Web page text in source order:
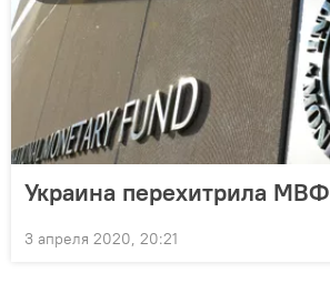
Украина перехитрила МВФ
3 апреля 2020, 20:21